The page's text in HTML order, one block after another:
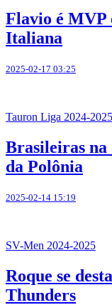
Flavio é MVP
Italiana
2025-02-17 03:25
Tauron Liga 2024-2025
Brasileiras na
da Polônia
2025-02-14 15:19
SV-Men 2024-2025
Roque se
Thunders